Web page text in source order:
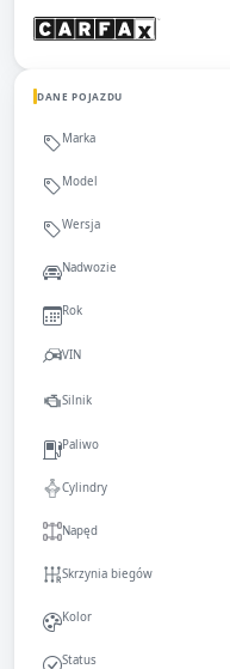
DANE POJAZDU
Marka
Model
Wersja
Nadwozie
Rok
VIN
Silnik
Paliwo
Cylindry
Napęd
Skrzynia biegów
Kolor
Status